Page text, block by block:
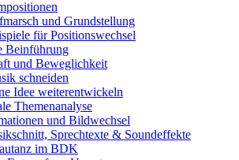
und Grundstellung
für Positionswechsel
Beinführung
und Beweglichkeit
schneiden
Idee weiterentwickeln
Themenanalyse
und Bildwechsel
Sprechtexte & Soundeffekte
im BDK